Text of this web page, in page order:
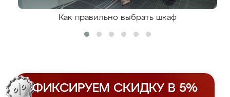
Как правильно выбрать шкаф
ФИКСИРУЕМ СКИДКУ В 5%